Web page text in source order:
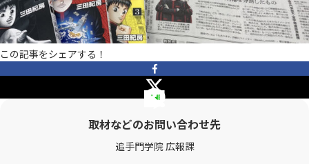
OTEMON VIEWについて
サイトポリシー
この記事をシェアする！
取材などのお問い合わせ先
追手門学院 広報課